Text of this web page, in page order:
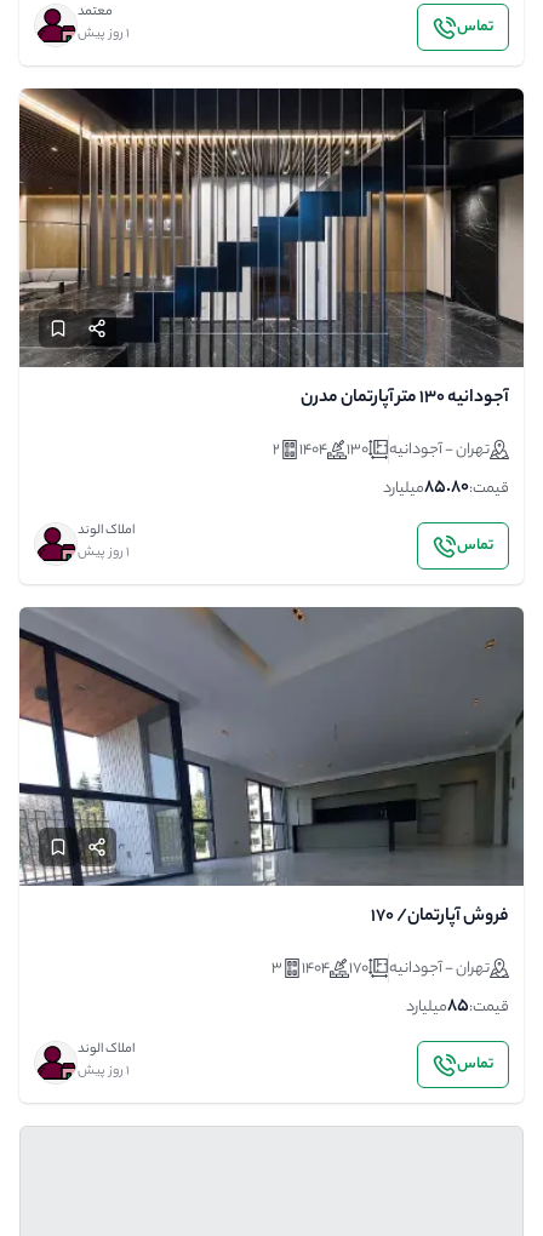
تماس
معتمد
1 روز پیش
آجودانیه ۱۳۰ متر آپارتمان مدرن
تهران - آجودانیه 130
1404
2
قیمت:85.80میلیارد
تماس
املاک الوند
1 روز پیش
فروش آپارتمان/ 170
تهران - آجودانیه 170
1404
3
قیمت:85میلیارد
تماس
املاک الوند
1 روز پیش